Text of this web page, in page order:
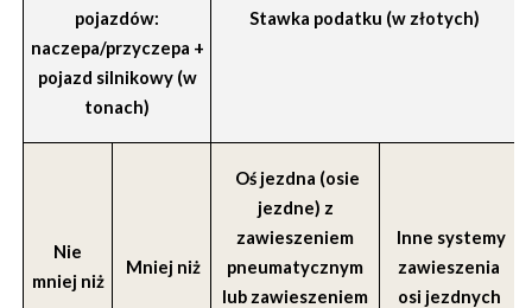
pojazdów:
naczepa/przyczepa +
pojazd silnikowy (w
tonach)
Stawka podatku (w złotych)
Nie
mniej niż
Mniej niż
Oś jezdna (osie
jezdne) z
zawieszeniem
pneumatycznym
lub zawieszeniem
Inne systemy
zawieszenia
osi jezdnych